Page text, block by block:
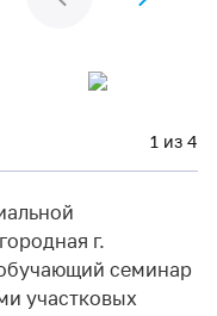
1 из 4
г.
семинар
участковых